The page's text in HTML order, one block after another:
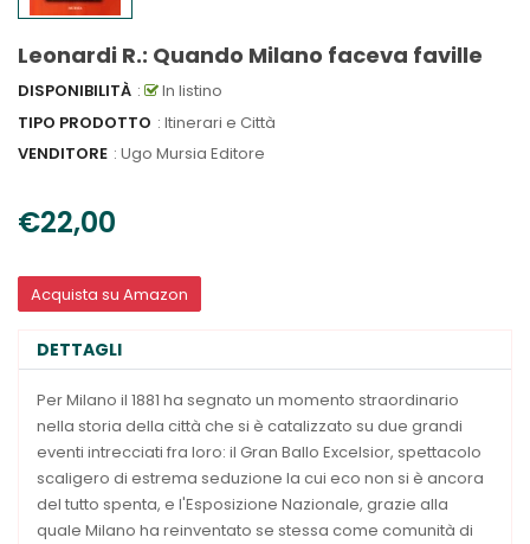
Leonardi R.: Quando Milano faceva faville
DISPONIBILITÀ :
In listino
TIPO PRODOTTO : Itinerari e Città
VENDITORE : Ugo Mursia Editore
€22,00
Acquista su Amazon
DETTAGLI
Per Milano il 1881 ha segnato un momento straordinario
nella storia della città che si è catalizzato su due grandi
eventi intrecciati fra loro: il Gran Ballo Excelsior, spettacolo
scaligero di estrema seduzione la cui eco non si è ancora
del tutto spenta, e l'Esposizione Nazionale, grazie alla
quale Milano ha reinventato se stessa come comunità di